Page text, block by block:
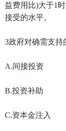
益费用比)大于1
接受的水平。
3政府对确需支持
A.间接投资
B.投资补助
C.资本金注入